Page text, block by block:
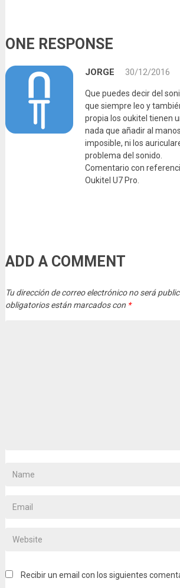
ONE RESPONSE
JORGE 30/12/2016
Que puedes decir del
que siempre leo y
propia los oukitel tienen
nada que añadir al
imposible, ni los
problema del sonido.
Comentario con
Oukitel U7 Pro.
ADD A COMMENT
Tu dirección de correo electrónico no será
obligatorios están marcados con *
Recibir un email con los siguientes